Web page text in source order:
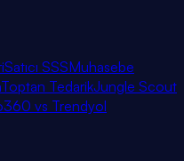
Satıcı SSSMuhasebe
Toptan TedarikJungle Scout
vs Trendyol